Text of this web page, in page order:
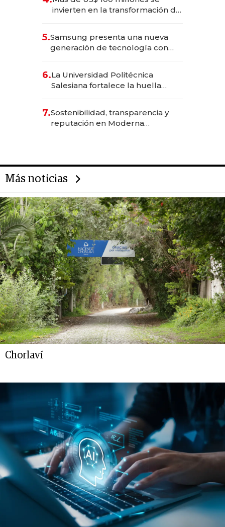
invierten en la transformación de
5.Samsung presenta una nueva
generación de tecnología con
6.La Universidad Politécnica
Salesiana fortalece la huella
7.Sostenibilidad, transparencia y
reputación en Moderna
Más noticias
Chorlaví